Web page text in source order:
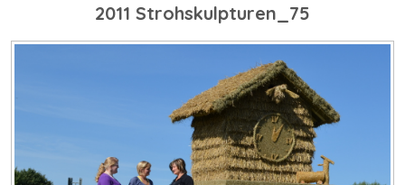
2011 Strohskulpturen_75